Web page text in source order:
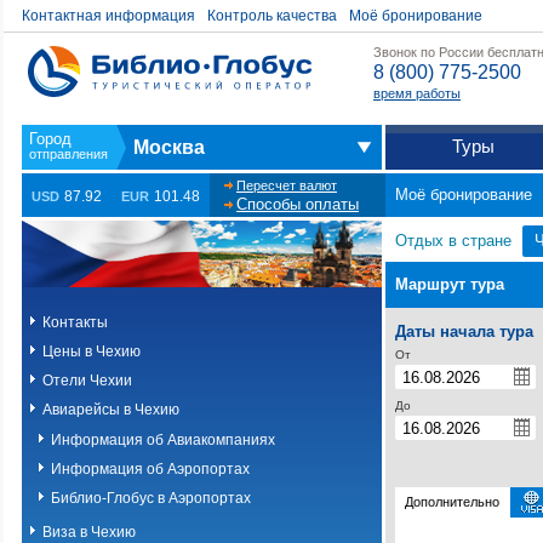
Контактная информация Контроль качества Моё бронирование
Звонок по России
8 (800) 775-2500
время работы
Москва Туры
USD 87.92 EUR 101.48
Пересчет валют
Способы оплаты
Моё бронирование
Контакты
Цены в Чехию
Отели Чехии
Авиарейсы в Чехию
Информация об Авиакомпаниях
Информация об Аэропортах
Библио-Глобус в Аэропортах
Виза в Чехию
Отдых в стране
Маршрут тура
Даты начала тура
От
До
Дополнительно